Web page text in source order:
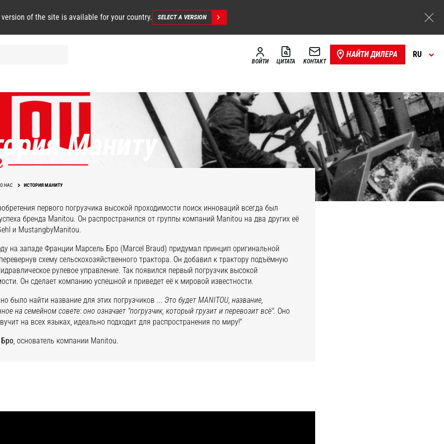
version of the site is available for your country. SELECT A VERSION
ВОЙТИ ЦИТАТА КОНТАКТ
НАЙТИ ДИЛЕРА RU
Маниту
О НАС ИСТОРИЯ МАНИТУ
первого погрузчика высокой проходимости поиск инноваций всегда был
бренда Manitou. Он распространился от группы компаний Manitou на два других её
и MustangbyManitou.
на западе Франции Марсель Бро (Marcel Braud) придумал принцип оригинальной
схему сельскохозяйственного трактора. Он добавил к трактору подъёмную
рулевое управление. Так появился первый погрузчик высокой
Он сделает компанию успешной и приведет её к мировой известности.
было найти название для этих погрузчиков ... Это будет MANITOU, название,
на семейном совете: оно означает "погрузчик, который грузит и перевозит всё". Оно
на всех языках, идеально подходит для распространения по миру!"
, основатель компании Manitou.